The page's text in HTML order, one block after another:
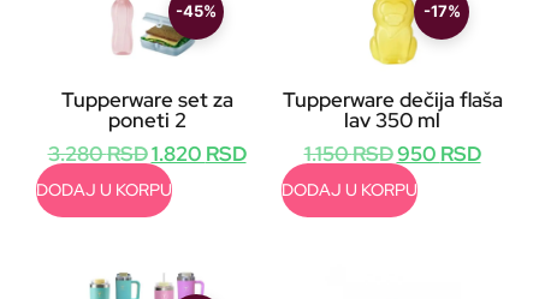
-45%
Tupperware set za
poneti 2
3.280RSD1.820 RSD
DODAJ U KORPU
-17%
Tupperware dečija flaša
lav 350 ml
1.150RSD950 RSD
DODAJ U KORPU